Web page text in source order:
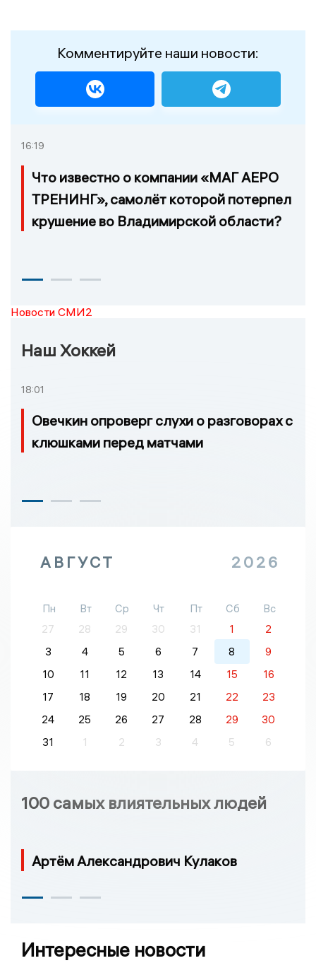
Комментируйте наши новости:
16:19
Что известно о компании «МАГ АЕРО
ТРЕНИНГ», самолёт которой потерпел
крушение во Владимирской области?
Новости СМИ2
Наш Хоккей
18:01
Овечкин опроверг слухи о разговорах с
клюшками перед матчами
АВГУСТ 2026
Пн Вт Ср Чт Пт Сб
Вс
27
28 29 30 31 1
2
3
4 5 6 7 8
9
10
11 12 13 14 15
16
17
18 19 20 21 22
23
24
25 26 27 28 29
30
31
1 2 3 4 5 6
100 самых влиятельных людей
Артём Александрович Кулаков
Интересные новости